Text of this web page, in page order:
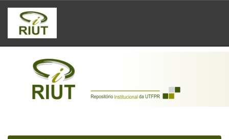
Skip
navigation